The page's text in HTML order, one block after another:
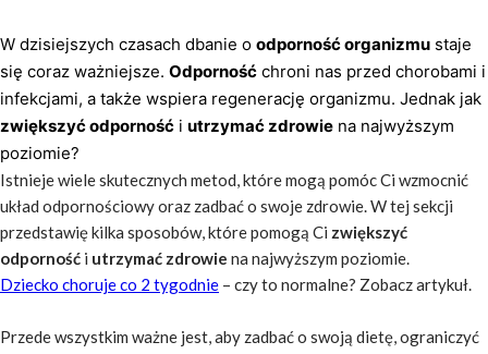
W dzisiejszych czasach dbanie o odporność organizmu staje
się coraz ważniejsze. Odporność chroni nas przed chorobami i
infekcjami, a także wspiera regenerację organizmu. Jednak jak
zwiększyć odporność i utrzymać zdrowie na najwyższym
poziomie?
Istnieje wiele skutecznych metod, które mogą pomóc Ci wzmocnić
układ odpornościowy oraz zadbać o swoje zdrowie. W tej sekcji
przedstawię kilka sposobów, które pomogą Ci zwiększyć
odporność i utrzymać zdrowie na najwyższym poziomie.
Dziecko choruje co 2 tygodnie – czy to normalne? Zobacz artykuł.
Przede wszystkim ważne jest, aby zadbać o swoją dietę, ograniczyć